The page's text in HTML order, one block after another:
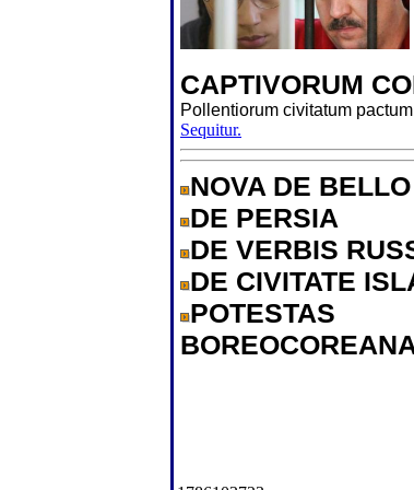
CAPTIVORUM
Pollentiorum civitatum
Sequitur.
NOVA DE BELLO
DE PERSIA
DE VERBIS
DE CIVITATE
POTESTAS